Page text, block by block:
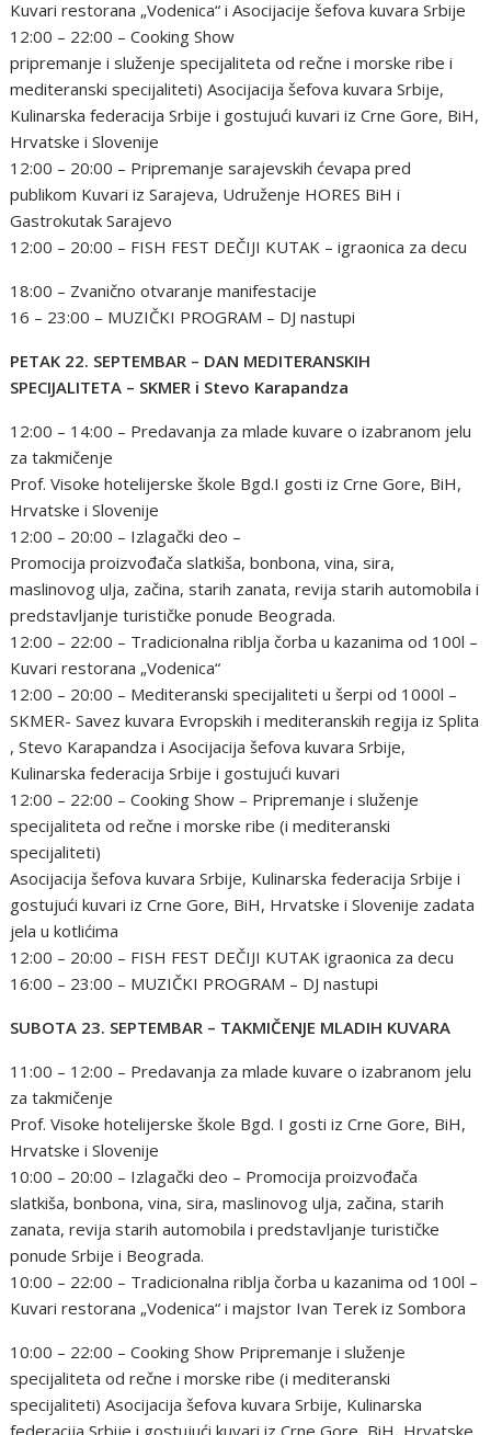
Kuvari restorana „Vodenica“ i Asocijacije šefova kuvara Srbije
12:00 – 22:00 – Cooking Show
pripremanje i služenje specijaliteta od rečne i morske ribe i
mediteranski specijaliteti) Asocijacija šefova kuvara Srbije,
Kulinarska federacija Srbije i gostujući kuvari iz Crne Gore, BiH,
Hrvatske i Slovenije
12:00 – 20:00 – Pripremanje sarajevskih ćevapa pred
publikom Kuvari iz Sarajeva, Udruženje HORES BiH i
Gastrokutak Sarajevo
12:00 – 20:00 – FISH FEST DEČIJI KUTAK – igraonica za decu
18:00 – Zvanično otvaranje manifestacije
16 – 23:00 – MUZIČKI PROGRAM – DJ nastupi
PETAK 22. SEPTEMBAR – DAN MEDITERANSKIH
SPECIJALITETA – SKMER i Stevo Karapandza
12:00 – 14:00 – Predavanja za mlade kuvare o izabranom jelu
za takmičenje
Prof. Visoke hotelijerske škole Bgd.I gosti iz Crne Gore, BiH,
Hrvatske i Slovenije
12:00 – 20:00 – Izlagački deo –
Promocija proizvođača slatkiša, bonbona, vina, sira,
maslinovog ulja, začina, starih zanata, revija starih automobila i
predstavljanje turističke ponude Beograda.
12:00 – 22:00 – Tradicionalna riblja čorba u kazanima od 100l –
Kuvari restorana „Vodenica“
12:00 – 20:00 – Mediteranski specijaliteti u šerpi od 1000l –
SKMER- Savez kuvara Evropskih i mediteranskih regija iz Splita
, Stevo Karapandza i Asocijacija šefova kuvara Srbije,
Kulinarska federacija Srbije i gostujući kuvari
12:00 – 22:00 – Cooking Show – Pripremanje i služenje
specijaliteta od rečne i morske ribe (i mediteranski
specijaliteti)
Asocijacija šefova kuvara Srbije, Kulinarska federacija Srbije i
gostujući kuvari iz Crne Gore, BiH, Hrvatske i Slovenije zadata
jela u kotlićima
12:00 – 20:00 – FISH FEST DEČIJI KUTAK igraonica za decu
16:00 – 23:00 – MUZIČKI PROGRAM – DJ nastupi
SUBOTA 23. SEPTEMBAR – TAKMIČENJE MLADIH KUVARA
11:00 – 12:00 – Predavanja za mlade kuvare o izabranom jelu
za takmičenje
Prof. Visoke hotelijerske škole Bgd. I gosti iz Crne Gore, BiH,
Hrvatske i Slovenije
10:00 – 20:00 – Izlagački deo – Promocija proizvođača
slatkiša, bonbona, vina, sira, maslinovog ulja, začina, starih
zanata, revija starih automobila i predstavljanje turističke
ponude Srbije i Beograda.
10:00 – 22:00 – Tradicionalna riblja čorba u kazanima od 100l –
Kuvari restorana „Vodenica“ i majstor Ivan Terek iz Sombora
10:00 – 22:00 – Cooking Show Pripremanje i služenje
specijaliteta od rečne i morske ribe (i mediteranski
specijaliteti) Asocijacija šefova kuvara Srbije, Kulinarska
federacija Srbije i gostujući kuvari iz Crne Gore, BiH, Hrvatske